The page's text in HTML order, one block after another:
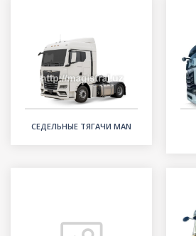
СЕДЕЛЬНЫЕ ТЯГАЧИ MAN